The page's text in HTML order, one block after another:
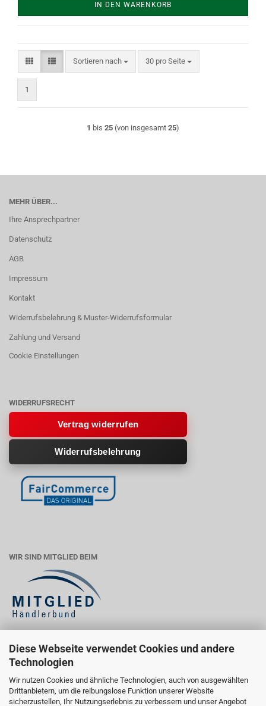
Diese Webseite verwendet Cookies und andere
Technologien
Wir nutzen Cookies und ähnliche Technologien, auch von ausgewählten
Drittanbietern, um die reibungslose Funktion unserer Website
sicherzustellen, Ihr Nutzungserlebnis zu verbessern und unser Angebot
IN DEN WARENKORB
Sortieren nach
Sortieren nach 30 pro Seite
pro Seite
1
1 bis 25 (von insgesamt 25)
MEHR ÜBER...
Ihre Ansprechpartner
Datenschutz
AGB
Impressum
Kontakt
Widerrufsbelehrung & Muster-Widerrufsformular
Zahlung und Versand
Cookie Einstellungen
WIDERRUFSRECHT
Vertrag widerrufen
Widerrufsbelehrung
WIR SIND MITGLIED BEIM
KÄUFERSIEGEL
Ihr Einkauf bei uns ist geprüft sicher: